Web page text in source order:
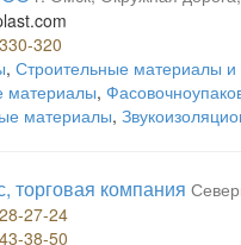
320
, Строительные материалы и
материалы,
материалы,
торговая компания
27-24
38-50